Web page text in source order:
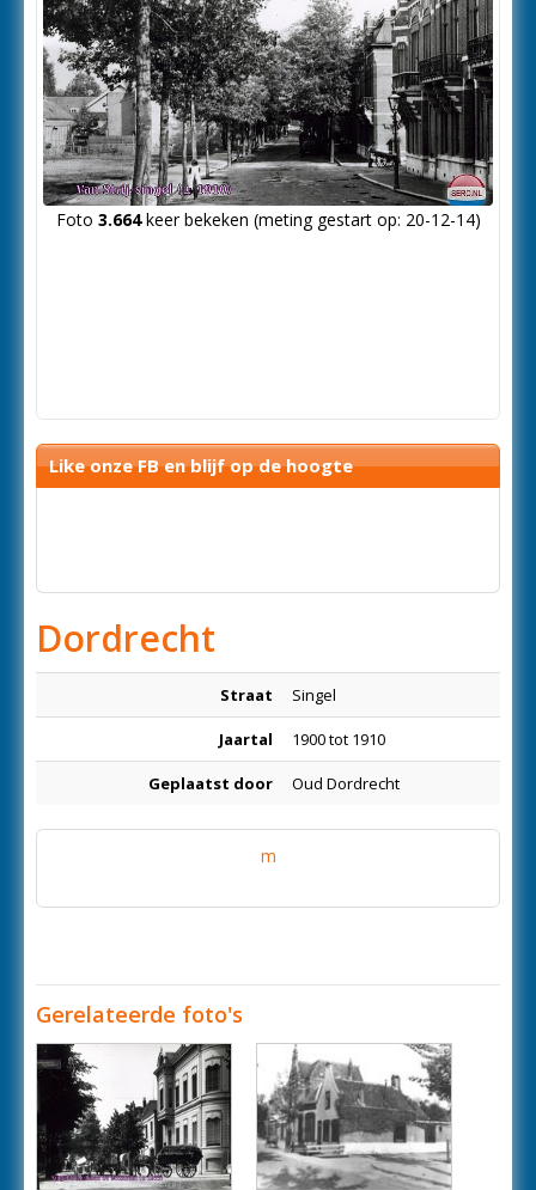
Foto 3.664keer bekeken (meting gestart op: 20-12-14)
Like onze FB en blijf op de hoogte
Dordrecht
Straat Singel
Jaartal 1900 tot 1910
Geplaatst door Oud Dordrecht
m
Gerelateerde foto's